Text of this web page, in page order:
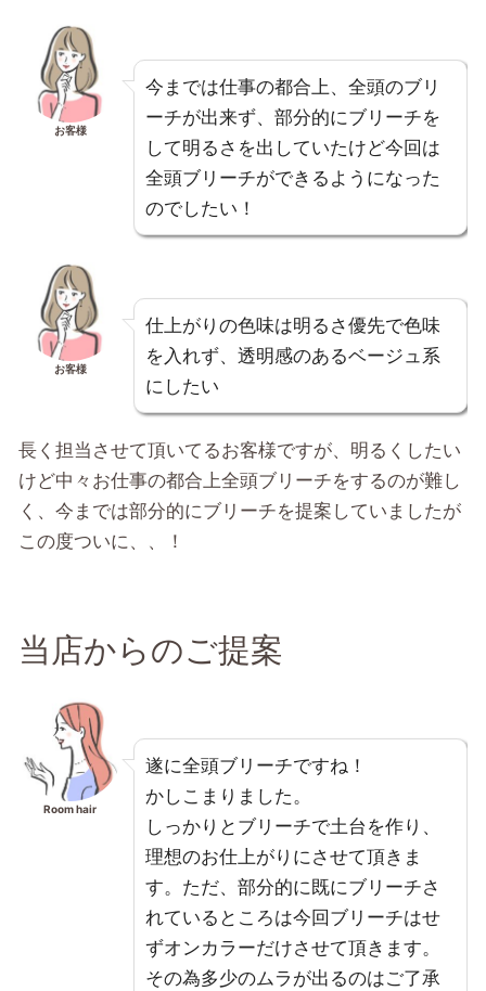
お客様
今までは仕事の都合上、全頭のブリ
ーチが出来ず、部分的にブリーチを
して明るさを出していたけど今回は
全頭ブリーチができるようになった
のでしたい！
お客様
仕上がりの色味は明るさ優先で色味
を入れず、透明感のあるベージュ系
にしたい
長く担当させて頂いてるお客様ですが、明るくしたい
けど中々お仕事の都合上全頭ブリーチをするのが難し
く、今までは部分的にブリーチを提案していましたが
この度ついに、、！
当店からのご提案
Room hair
遂に全頭ブリーチですね！
かしこまりました。
しっかりとブリーチで土台を作り、
理想のお仕上がりにさせて頂きま
す。ただ、部分的に既にブリーチさ
れているところは今回ブリーチはせ
ずオンカラーだけさせて頂きます。
その為多少のムラが出るのはご了承